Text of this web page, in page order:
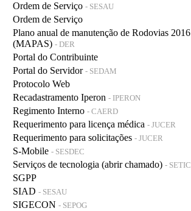
Ordem de Serviço - SESAU
Ordem de Serviço
Plano anual de manutenção de Rodovias 2016
(MAPAS) - DER
Portal do Contribuinte
Portal do Servidor - SEDAM
Protocolo Web
Recadastramento Iperon - IPERON
Regimento Interno - CAERD
Requerimento para licença médica - JUCER
Requerimento para solicitações - JUCER
S-Mobile - SESDEC
Serviços de tecnologia (abrir chamado) - SETIC
SGPP
SIAD - SESAU
SIGECON - SEPOG